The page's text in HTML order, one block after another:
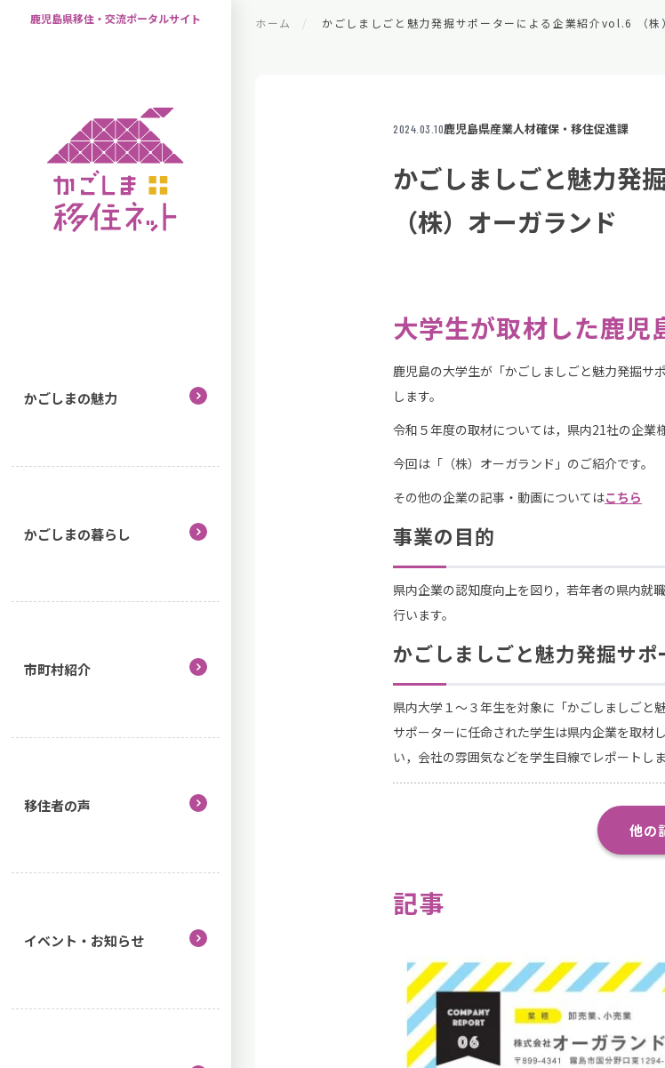
鹿児島県移住・交流ポータルサイト
かごしまの魅力
かごしまの暮らし
市町村紹介
移住者の声
イベント・お知らせ
ホーム かごしましごと魅力発掘サポーターによる企業紹介vol.6 （株
2024.03.10鹿児島県産業人材確保・移住促進課
かごしましごと魅力発
（株）オーガランド
大学生が取材した鹿児
鹿児島の大学生が「かごしましごと魅力発掘サ
します。
令和５年度の取材については，県内21社の企業
今回は「（株）オーガランド」のご紹介です。
その他の企業の記事・動画についてはこちら
事業の目的
県内企業の認知度向上を図り，若年者の県内就
行います。
かごしましごと魅力発掘サポ
県内大学１～３年生を対象に「かごしましごと
サポーターに任命された学生は県内企業を取材
い，会社の雰囲気などを学生目線でレポートしま
他の
記事